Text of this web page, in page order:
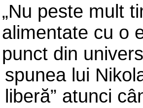
„Nu peste mult
alimentate cu o
punct din
spunea lui
liberă” atunci